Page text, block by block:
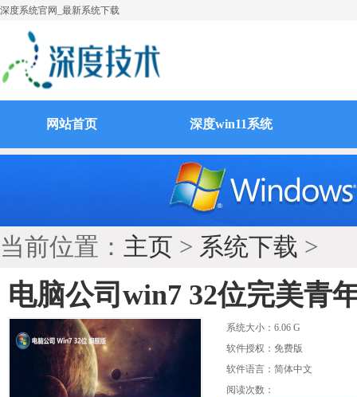
深度系统官网_最新系统下载
网站首页 深度win11系统
当前位置： 主页 > 系统下载 >
电脑公司win7 32位完美青
系统大小： 6.06 G
软件授权：免费版
软件语言：简体中文
阅读次数：